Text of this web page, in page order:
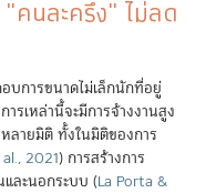
"คนละครึ่ง" ไม่ลด
บการขนาดไม่เล็กนักที่อยู่
เหล่านี้จะมีการจ้างงานสูง
ลายมิติ ทั้งในมิติของการ
2021) การสร้างการ
และนอกระบบ (La Porta &